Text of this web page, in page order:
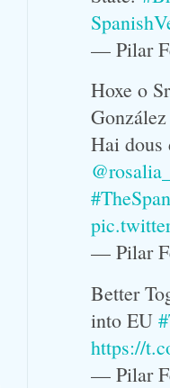
— Pilar
Hoxe o
Hai dous
— Pilar
Better
into EU
https://
— Pilar